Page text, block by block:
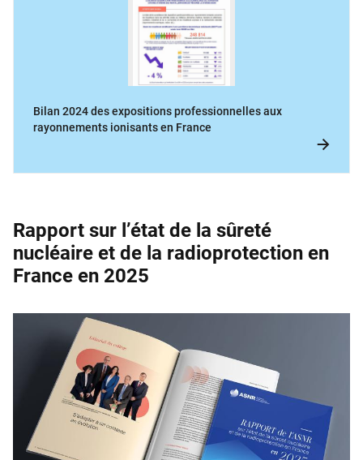
Bilan 2024 des expositions professionnelles aux
rayonnements ionisants en France
Rapport sur l’état de la sûreté
nucléaire et de la ­radioprotection en
France en 2025